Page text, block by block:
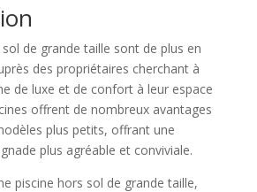
de grande taille sont de plus en
des propriétaires cherchant à
de luxe et de confort à leur espace
offrent de nombreux avantages
plus petits, offrant une
plus agréable et conviviale.
piscine hors sol de grande taille,